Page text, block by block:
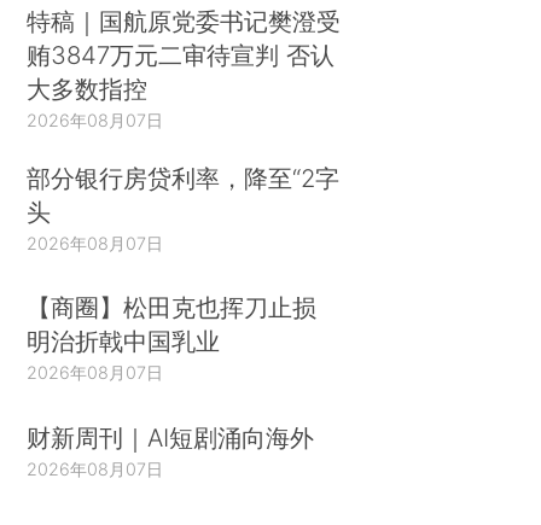
特稿｜国航原党委书记樊澄受
贿3847万元二审待宣判 否认
大多数指控
2026年08月07日
部分银行房贷利率，降至“2字
头
2026年08月07日
【商圈】松田克也挥刀止损
明治折戟中国乳业
2026年08月07日
财新周刊｜AI短剧涌向海外
2026年08月07日